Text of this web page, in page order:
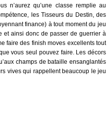
n’aurez qu’une classe remplie au
les Tisseurs du Destin, des
finance) à tout moment du jeu
et ainsi donc de passer de guerrier à
faire des finish moves excellents tout
vous seul pouvez faire. Les décors
champs de bataille ensanglantés
vives qui rappellent beaucoup le jeu